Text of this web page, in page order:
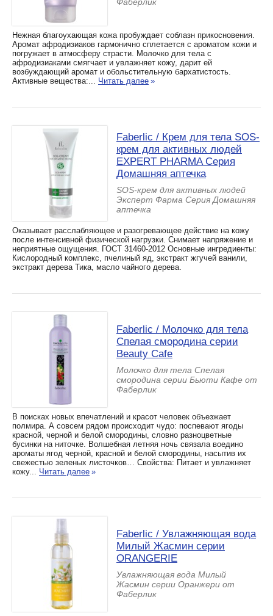
Нежная благоухающая кожа пробуждает соблазн прикосновения.
Аромат афродизиаков гармонично сплетается с ароматом кожи и
погружает в атмосферу страсти. Молочко для тела с
афродизиаками смягчает и увлажняет кожу, дарит ей
возбуждающий аромат и обольстительную бархатистость.
Активные вещества:... Читать далее »
Faberlic / Крем для тела SOS-
крем для активных людей
EXPERT PHARMA Серия
Домашняя аптечка
SOS-крем для активных людей
Эксперт Фарма Серия Домашняя
аптечка
Оказывает расслабляющее и разогревающее действие на кожу
после интенсивной физической нагрузки. Снимает напряжение и
неприятные ощущения. ГОСТ 31460-2012 Основные ингредиенты:
Кислородный комплекс, пчелиный яд, экстракт жгучей ванили,
экстракт дерева Тика, масло чайного дерева.
Faberlic / Молочко для тела
Спелая смородина серии
Beauty Cafe
Молочко для тела Спелая
смородина серии Бьюти Кафе от
Фаберлик
В поисках новых впечатлений и красот человек объезжает
полмира. А совсем рядом происходит чудо: поспевают ягоды
красной, черной и белой смородины, словно разноцветные
бусинки на ниточке. Волшебная летняя ночь связала воедино
ароматы ягод черной, красной и белой смородины, насытив их
свежестью зеленых листочков… Свойства: Питает и увлажняет
кожу... Читать далее »
Faberlic / Увлажняющая вода
Милый Жасмин серии
ORANGERIE
Увлажняющая вода Милый
Жасмин серии Оранжери от
Фаберлик